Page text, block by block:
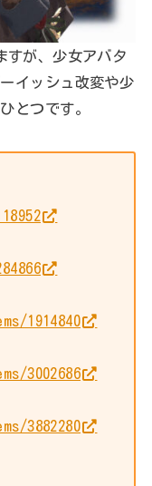
が、少女アバタ
イッシュ改変や少
とつです。
1914840
3002686
3882280